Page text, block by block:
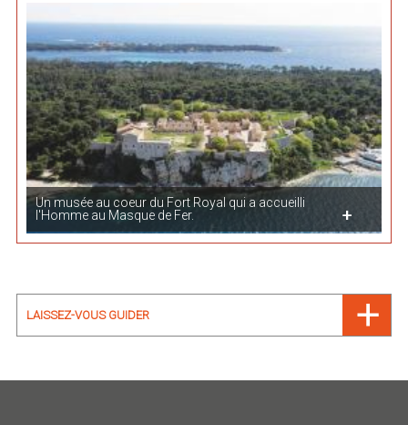
Un musée au coeur du Fort Royal qui a accueilli
l'Homme au Masque de Fer.
LAISSEZ-VOUS GUIDER